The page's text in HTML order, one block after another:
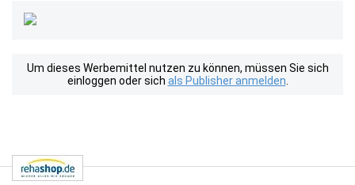
Um dieses Werbemittel nutzen zu können, müssen Sie sich
einloggen oder sich als Publisher anmelden